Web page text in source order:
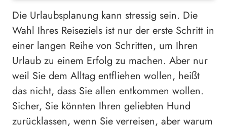
Die Urlaubsplanung kann stressig sein. Die
Wahl Ihres Reiseziels ist nur der erste Schritt in
einer langen Reihe von Schritten, um Ihren
Urlaub zu einem Erfolg zu machen. Aber nur
weil Sie dem Alltag entfliehen wollen, heißt
das nicht, dass Sie allen entkommen wollen.
Sicher, Sie könnten Ihren geliebten Hund
zurücklassen, wenn Sie verreisen, aber warum